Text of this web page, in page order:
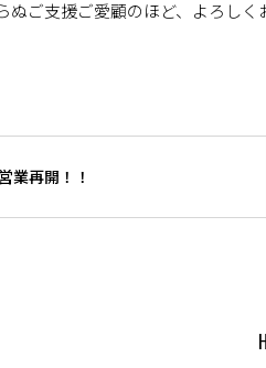
ぬご支援ご愛顧のほど、よろしく
業再開！！